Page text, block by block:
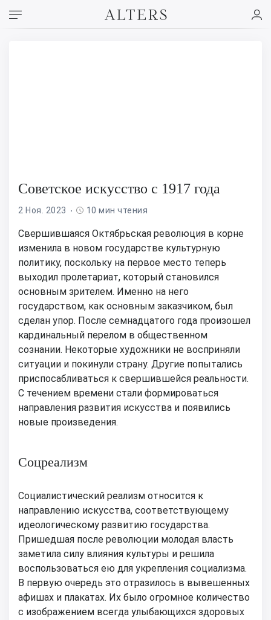
Советское искусство с 1917 года
2 Ноя. 2023 10 мин чтения
Свершившаяся Октябрьская революция в корне
изменила в новом государстве культурную
политику, поскольку на первое место теперь
выходил пролетариат, который становился
основным зрителем. Именно на него
государством, как основным заказчиком, был
сделан упор. После семнадцатого года произошел
кардинальный перелом в общественном
сознании. Некоторые художники не восприняли
ситуации и покинули страну. Другие попытались
приспосабливаться к свершившейся реальности.
С течением времени стали формироваться
направления развития искусства и появились
новые произведения.
Соцреализм
Социалистический реализм относится к
направлению искусства, соответствующему
идеологическому развитию государства.
Пришедшая после революции молодая власть
заметила силу влияния культуры и решила
воспользоваться ею для укрепления социализма.
В первую очередь это отразилось в вывешенных
афишах и плакатах. Их было огромное количество
с изображением всегда улыбающихся здоровых